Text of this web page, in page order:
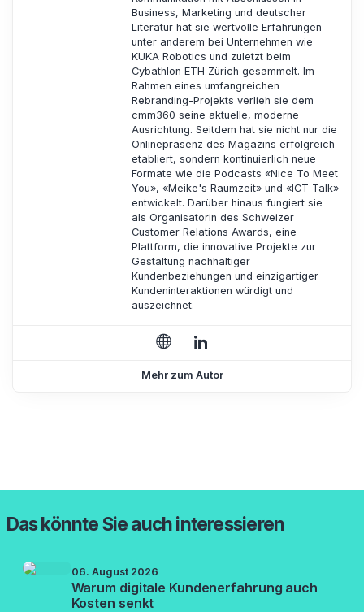
Business, Marketing und deutscher
Literatur hat sie wertvolle Erfahrungen
unter anderem bei Unternehmen wie
KUKA Robotics und zuletzt beim
Cybathlon ETH Zürich gesammelt. Im
Rahmen eines umfangreichen
Rebranding-Projekts verlieh sie dem
cmm360 seine aktuelle, moderne
Ausrichtung. Seitdem hat sie nicht nur die
Onlinepräsenz des Magazins erfolgreich
etabliert, sondern kontinuierlich neue
Formate wie die Podcasts «Nice To Meet
You», «Meike's Raumzeit» und «ICT Talk»
entwickelt. Darüber hinaus fungiert sie
als Organisatorin des Schweizer
Customer Relations Awards, eine
Plattform, die innovative Projekte zur
Gestaltung nachhaltiger
Kundenbeziehungen und einzigartiger
Kundeninteraktionen würdigt und
auszeichnet.
Mehr zum Autor
Das könnte Sie auch interessieren
06. August 2026
Warum digitale Kundenerfahrung auch
Kosten senkt